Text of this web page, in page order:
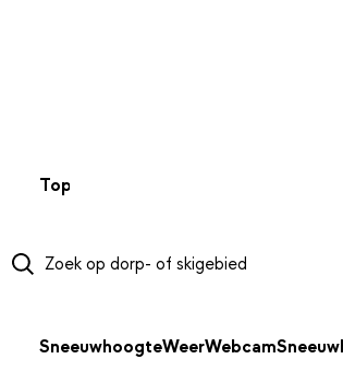
Top 50
SneeuwhoogteWeerWebcam